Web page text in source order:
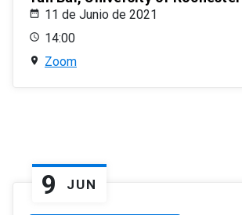
11 de Junio de 2021
14:00
Zoom
9 JUN